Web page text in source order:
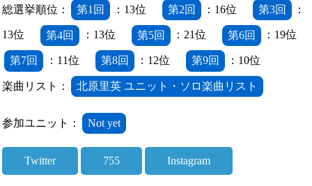
総選挙順位： 第1回 ：13位 第2回 ：16位 第3回 ：
13位 第4回 ：13位 第5回 ：21位 第6回 ：19位
第7回 ：11位 第8回 ：12位 第9回 ：10位
楽曲リスト： 北原里英 ユニット・ソロ楽曲リスト
参加ユニット： Not yet
Twitter 755 Instagram